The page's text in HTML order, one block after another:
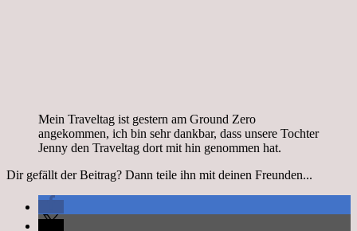
Mein Traveltag ist gestern am Ground Zero
angekommen, ich bin sehr dankbar, dass unsere Tochter
Jenny den Traveltag dort mit hin genommen hat.
Dir gefällt der Beitrag? Dann teile ihn mit deinen Freunden...